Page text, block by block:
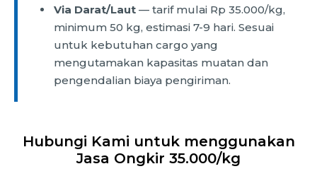
Via Darat/Laut — tarif mulai Rp 35.000/kg,
minimum 50 kg, estimasi 7-9 hari. Sesuai
untuk kebutuhan cargo yang
mengutamakan kapasitas muatan dan
pengendalian biaya pengiriman.
Hubungi Kami untuk menggunakan
Jasa Ongkir 35.000/kg